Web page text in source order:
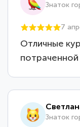
Знаток
7
Отличные
Знаток